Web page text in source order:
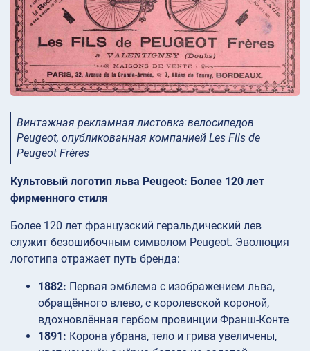
Винтажная рекламная листовка велосипедов
Peugeot, опубликованная компанией Les Fils de
Peugeot Frères
Культовый логотип льва Peugeot: Более 120 лет
фирменного стиля
Более 120 лет французский геральдический лев
служит безошибочным символом Peugeot. Эволюция
логотипа отражает путь бренда:
1882: Первая эмблема с изображением льва,
обращённого влево, с королевской короной,
вдохновлённая гербом провинции Франш-Конте
1891: Корона убрана, тело и грива увеличены,